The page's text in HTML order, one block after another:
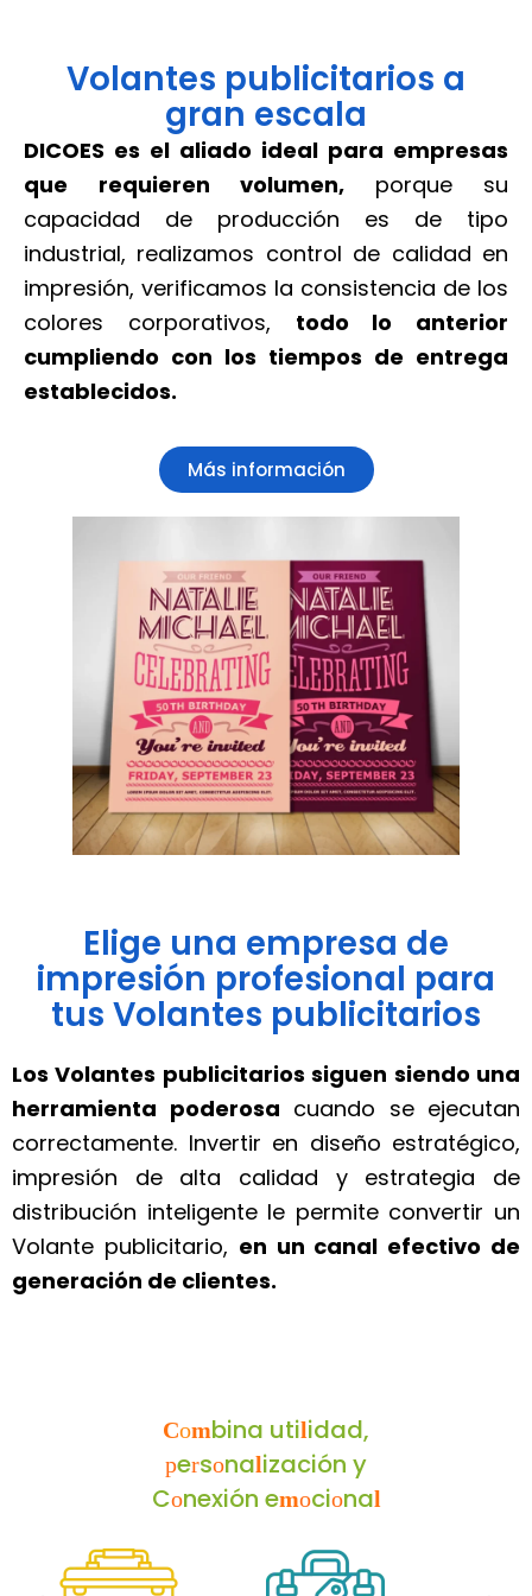
Volantes publicitarios a
gran escala
DICOES es el aliado ideal para empresas
que requieren volumen, porque su
capacidad de producción es de tipo
industrial, realizamos control de calidad en
impresión, verificamos la consistencia de los
colores corporativos, todo lo anterior
cumpliendo con los tiempos de entrega
establecidos.
Más información
Elige una empresa de
impresión profesional para
tus Volantes publicitarios
Los Volantes publicitarios siguen siendo una
herramienta poderosa cuando se ejecutan
correctamente. Invertir en diseño estratégico,
impresión de alta calidad y estrategia de
distribución inteligente le permite convertir un
Volante publicitario, en un canal efectivo de
generación de clientes.
Combina utilidad,
personalización y
Conexión emocional